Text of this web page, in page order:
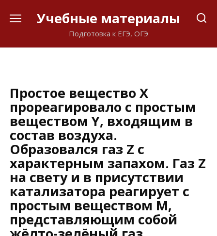
Учебные материалы
Подготовка к ЕГЭ, ОГЭ
Простое вещество X
прореагировало с простым
веществом Y, входящим в
состав воздуха.
Образовался газ Z с
характерным запахом. Газ Z
на свету и в присутствии
катализатора реагирует с
простым веществом M,
представляющим собой